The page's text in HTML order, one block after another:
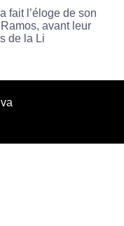
fait l’éloge de son
avant leur
de la Li